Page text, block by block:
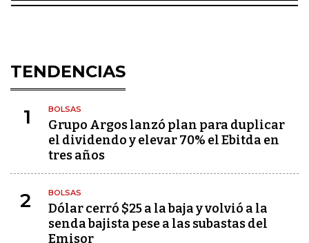
TENDENCIAS
1 BOLSAS
Grupo Argos lanzó plan para duplicar
el dividendo y elevar 70% el Ebitda en
tres años
2 BOLSAS
Dólar cerró $25 a la baja y volvió a la
senda bajista pese a las subastas del
Emisor